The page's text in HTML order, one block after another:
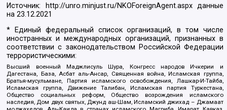
Источник: http://unro.minjust.ru/NKOForeignAgent.aspxданные
на23.12.2021
* Единый федеральный список организаций, в том числе
иностранных и международных организаций, признанных в
соответствии с законодательством Российской Федерации
террористическими:
Высший военный Маджлисуль Шура, Конгресс народов Ичкерии и
Дагестана, База, Асбат аль-Ансар, Священная война, Исламская группа,
Братья-мусульмане, Партия исламского освобождения, Лашкар-И-Тайба,
Исламская группа, Движение Талибан, Исламская партия Туркестана,
Общество социальных реформ, Общество возрождения исламского
наследия, Дом двух святых, Джунд аш-Шам, Исламский джихад – Джамаат